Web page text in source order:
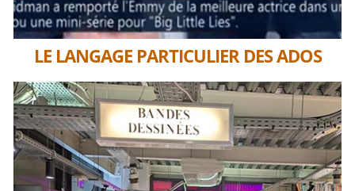
LE LANGAGE PARTICULIER DES ADOS